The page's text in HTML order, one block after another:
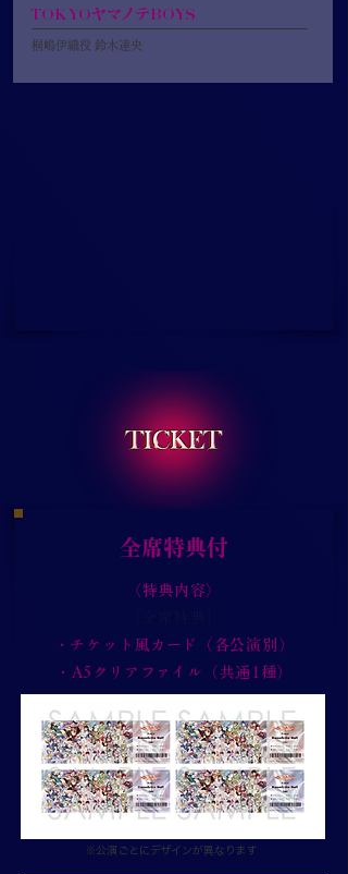
TOKYOヤマノテBOYS
桐嶋伊織役 鈴木達央​​
全席特典付
〈特典内容〉
・チケット風カード（各公演別）
・A5クリアファイル（共通1種）
※​ 公演ごとにデザインが異なります